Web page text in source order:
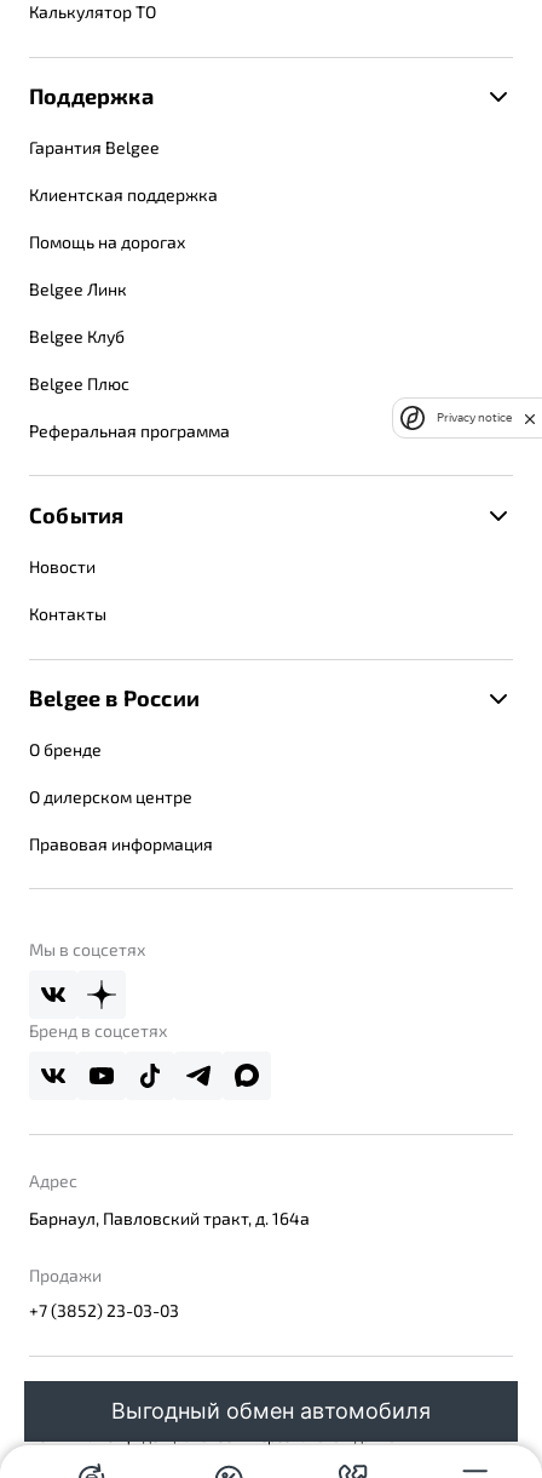
Калькулятор ТО
Поддержка
Гарантия Belgee
Клиентская поддержка
Помощь на дорогах
Belgee Линк
Belgee Клуб
Belgee Плюс
Реферальная программа
События
Новости
Контакты
Belgee в России
О бренде
О дилерском центре
Правовая информация
Мы в соцсетях
Бренд в соцсетях
Адрес
Барнаул, Павловский тракт, д. 164а
Продажи
+7 (3852) 23-03-03
Правовая информацияВыгодный обмен автомобиля
Privacy notice